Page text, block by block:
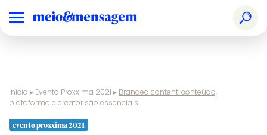
Início ▸ Evento Proxxima 2021 ▸ Branded content: conteúdo,
plataforma e creator são essenciais
evento proxxima 2021